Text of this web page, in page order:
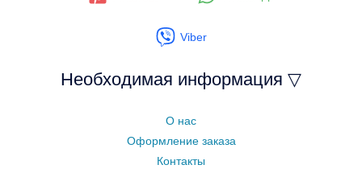
Viber
Необходимая информация ▽
О нас
Оформление заказа
Контакты